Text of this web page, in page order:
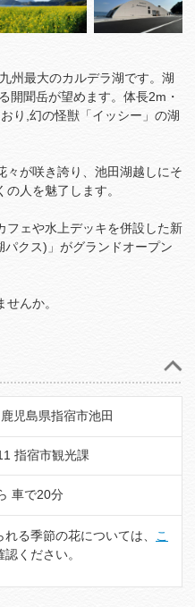
州最大のカルデラ湖です。湖
開聞岳が望めます。体長2m・
り,幻の怪獣「イッシー」の湖
々が咲き誇り、池田湖越しにそ
人を魅了します。
フェや水上デッキを併設した新
パクス)」がグランドオープン
んか。
児島県指宿市池田
指宿市観光課
車で20分
れる季節の花については、
こ
ください。